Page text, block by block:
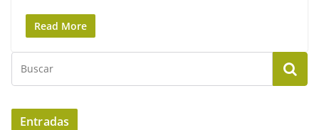
Read More
Entradas